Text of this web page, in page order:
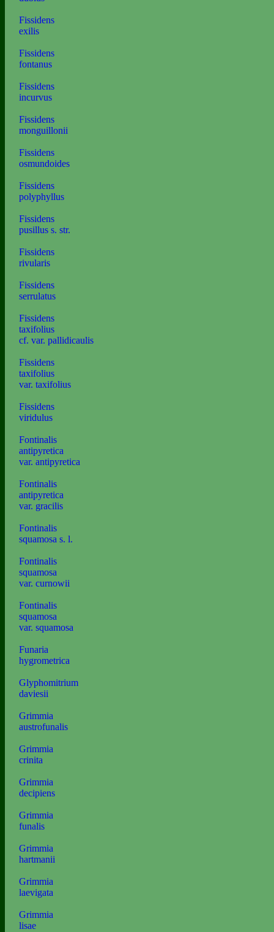
Fissidens
exilis
Fissidens
fontanus
Fissidens
incurvus
Fissidens
monguillonii
Fissidens
osmundoides
Fissidens
polyphyllus
Fissidens
pusillus s. str.
Fissidens
rivularis
Fissidens
serrulatus
Fissidens
taxifolius
cf. var. pallidicaulis
Fissidens
taxifolius
var. taxifolius
Fissidens
viridulus
Fontinalis
antipyretica
var. antipyretica
Fontinalis
antipyretica
var. gracilis
Fontinalis
squamosa s. l.
Fontinalis
squamosa
var. curnowii
Fontinalis
squamosa
var. squamosa
Funaria
hygrometrica
Glyphomitrium
daviesii
Grimmia
austrofunalis
Grimmia
crinita
Grimmia
decipiens
Grimmia
funalis
Grimmia
hartmanii
Grimmia
laevigata
Grimmia
lisae